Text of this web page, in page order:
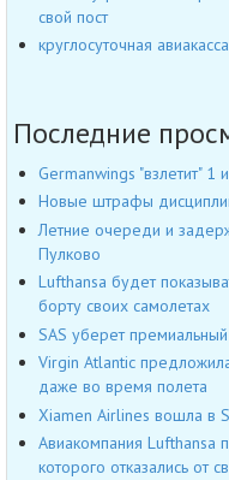
свой пост
круглосуточная авиакасса
Последние
Germanwings "взлетит" 1
Новые штрафы
Летние очереди и
Пулково
Lufthansa будет
борту своих самолетах
SAS уберет
Virgin Atlantic
даже во время полета
Xiamen Airlines вошла в
Авиакомпания Lufthansa
которого отказались от